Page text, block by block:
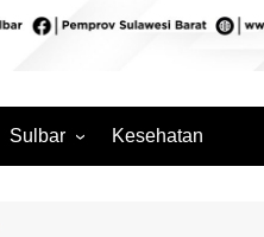
Sulbar Kesehatan